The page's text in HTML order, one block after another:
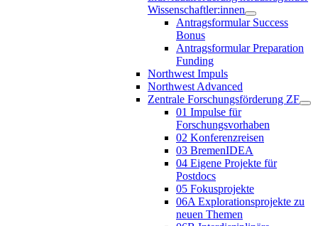
Wissenschaftler:innen
Antragsformular Success
Bonus
Antragsformular Preparation
Funding
Northwest Impuls
Northwest Advanced
Zentrale Forschungsförderung ZF
01 Impulse für
Forschungsvorhaben
02 Konferenzreisen
03 BremenIDEA
04 Eigene Projekte für
Postdocs
05 Fokusprojekte
06A Explorationsprojekte zu
neuen Themen